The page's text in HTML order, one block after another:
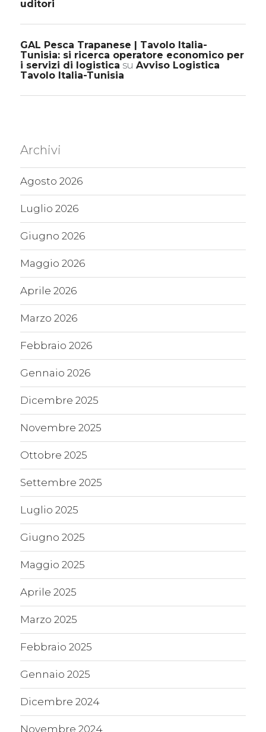
uditori
GAL Pesca Trapanese | Tavolo Italia-
Tunisia: si ricerca operatore economico per
i servizi di logistica su Avviso Logistica
Tavolo Italia-Tunisia
Archivi
Agosto 2026
Luglio 2026
Giugno 2026
Maggio 2026
Aprile 2026
Marzo 2026
Febbraio 2026
Gennaio 2026
Dicembre 2025
Novembre 2025
Ottobre 2025
Settembre 2025
Luglio 2025
Giugno 2025
Maggio 2025
Aprile 2025
Marzo 2025
Febbraio 2025
Gennaio 2025
Dicembre 2024
Novembre 2024